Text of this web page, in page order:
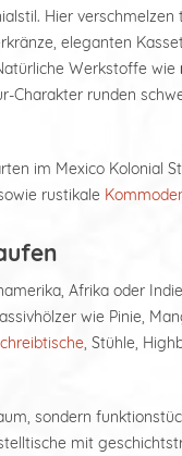
Hier
eleganten
Werkstoffe wie
Charakter runden
im Mexico Kolonial
rustikale
Afrika oder
wie Pinie,
, Stühle,
sondern
mit